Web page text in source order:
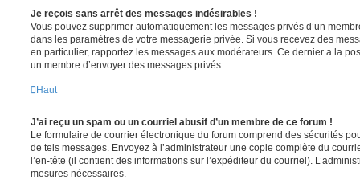
Je reçois sans arrêt des messages indésirables !
Vous pouvez supprimer automatiquement les messages privés d’un
dans les paramètres de votre messagerie privée. Si vous recevez des
en particulier, rapportez les messages aux modérateurs. Ce dernier a la
un membre d’envoyer des messages privés.
Haut
J’ai reçu un spam ou un courriel abusif d’un membre de ce forum !
Le formulaire de courrier électronique du forum comprend des sécurités
de tels messages. Envoyez à l’administrateur une copie complète du
l’en-tête (il contient des informations sur l’expéditeur du courriel).
mesures nécessaires.